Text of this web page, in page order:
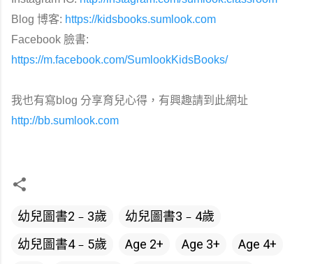
Blog 博客: https://kidsbooks.sumlook.com
Facebook 臉書:
https://m.facebook.com/SumlookKidsBooks/
我也有寫blog 分享育兒心得，有興趣請到此網址
http://bb.sumlook.com
幼兒圖書2﹣3歲
幼兒圖書3﹣4歲
幼兒圖書4﹣5歲
Age 2+ Age 3+
Age 4+